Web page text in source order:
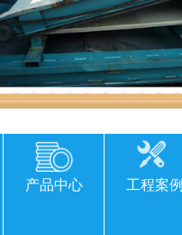
平板磁选机胶带那里有
产品中心 工程案例